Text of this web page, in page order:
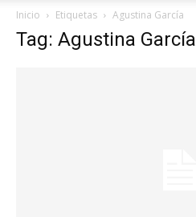
Inicio Etiquetas Agustina García
Tag: Agustina García